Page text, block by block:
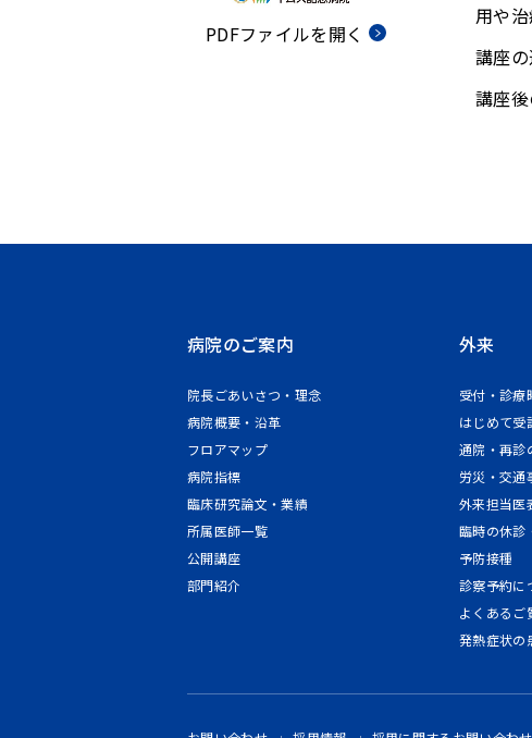
PDFファイルを開く
用や
講座
講座
病院のご案内
院長ごあいさつ・理念
病院概要・沿革
フロアマップ
病院指標
臨床研究論文・業績
所属医師一覧
公開講座
部門紹介
外来
受付・診療
はじめて受
通院・再診
労災・交通
外来担当医
臨時の休診
予防接種
診察予約に
よくあるご
発熱症状の